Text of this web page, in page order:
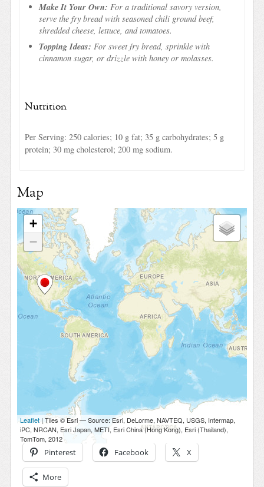
Make It Your Own: For a traditional savory version,
serve the fry bread with seasoned chili ground beef,
shredded cheese, lettuce, and tomatoes.
Topping Ideas: For sweet fry bread, sprinkle with
cinnamon sugar, or drizzle with honey or molasses.
Nutrition
Per Serving: 250 calories; 10 g fat; 35 g carbohydrates; 5 g
protein; 30 mg cholesterol; 200 mg sodium.
Map
Pinterest Facebook X
More